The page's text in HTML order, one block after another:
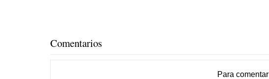
Comentarios
Para